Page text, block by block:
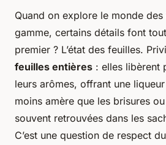
Quand on explore le monde des
gamme, certains détails font
premier ? L’état des feuilles.
feuilles entières : elles libèrent
leurs arômes, offrant une
moins amère que les brisures
souvent retrouvées dans les
C’est une question de respect